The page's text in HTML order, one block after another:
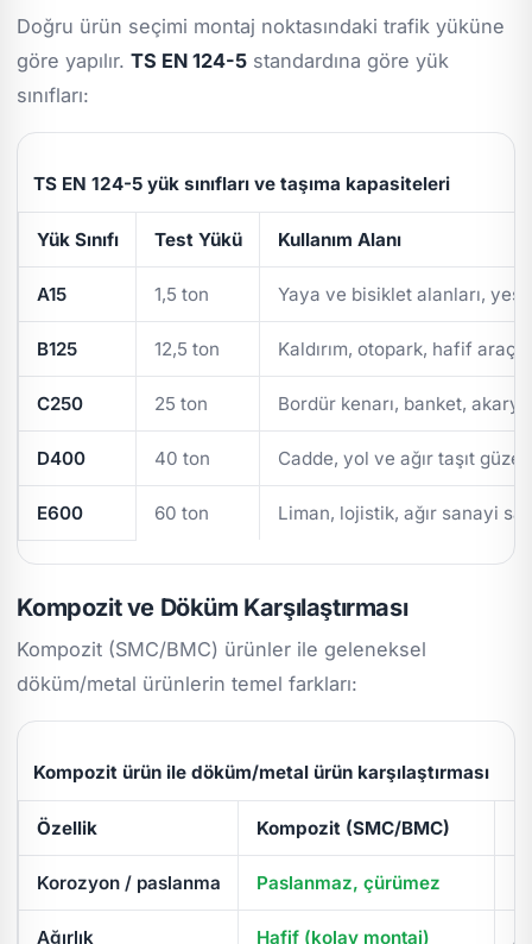
Doğru ürün seçimi montaj noktasındaki trafik yüküne
göre yapılır.TS EN 124-5 standardına göre yük
sınıfları:
TS EN 124-5 yük sınıfları ve taşıma kapasiteleri
Yük Sınıfı Test Yükü Kullanım Alanı
A15 1,5 ton Yaya ve bisiklet alanları,
B125 12,5 ton Kaldırım, otopark, hafif araç
C250 25 ton Bordür kenarı, banket,
D400 40 ton Cadde, yol ve ağır taşıt
E600 60 ton Liman, lojistik, ağır sanayi
Kompozit ve Döküm Karşılaştırması
Kompozit (SMC/BMC) ürünler ile geleneksel
döküm/metal ürünlerin temel farkları:
Kompozit ürün ile döküm/metal ürün karşılaştırması
Özellik Kompozit (SMC/BMC)
Korozyon / paslanma Paslanmaz, çürümez
Ağırlık Hafif (kolay montaj)